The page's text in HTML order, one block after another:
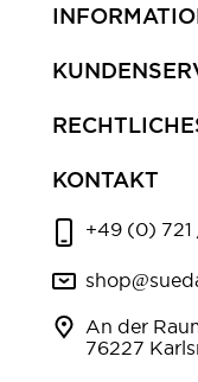
KONTAKT
+49 (0)
An der
76227